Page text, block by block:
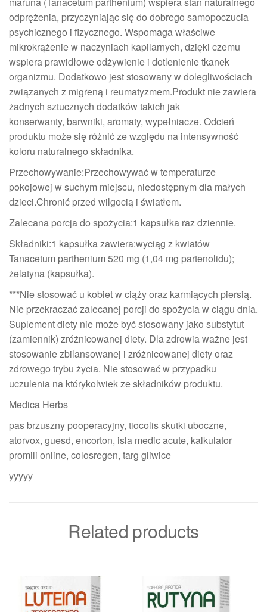
odprężenia, przyczyniając się do dobrego samopoczucia
psychicznego i fizycznego. Wspomaga właściwe
mikrokrążenie w naczyniach kapilarnych, dzięki czemu
wspiera prawidłowe odżywienie i dotlenienie tkanek
organizmu. Dodatkowo jest stosowany w dolegliwościach
związanych z migreną i reumatyzmem.Produkt nie zawiera
żadnych sztucznych dodatków takich jak
konserwanty, barwniki, aromaty, wypełniacze. Odcień
produktu może się różnić ze względu na intensywność
koloru naturalnego składnika.
Przechowywanie:Przechowywać w temperaturze
pokojowej w suchym miejscu, niedostępnym dla małych
dzieci.Chronić przed wilgocią i światłem.
Zalecana porcja do spożycia:1 kapsułka raz dziennie.
Składniki:1 kapsułka zawiera:wyciąg z kwiatów
Tanacetum parthenium 520 mg (1,04 mg partenolidu);
żelatyna (kapsułka).
***Nie stosować u kobiet w ciąży oraz karmiących piersią.
Nie przekraczać zalecanej porcji do spożycia w ciągu dnia.
Suplement diety nie może być stosowany jako substytut
(zamiennik) zróżnicowanej diety. Dla zdrowia ważne jest
stosowanie zbilansowanej i zróżnicowanej diety oraz
zdrowego trybu życia. Nie stosować w przypadku
uczulenia na którykolwiek ze składników produktu.
Medica Herbs
pas brzuszny pooperacyjny, tiocolis skutki uboczne,
atorvox, guesd, encorton, isla medic acute, kalkulator
promili online, colosregen, targ gliwice
yyyyy
Related products